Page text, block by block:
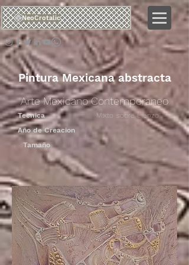
NeoCrotalic
Pintura Mexicana abstracta
Arte Mexicano Contemporaneo
Tecnica
Mixto sobre Lienzo
Año de Creacion
Tamaño